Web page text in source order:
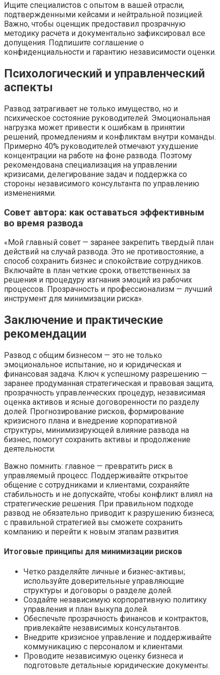
Ищите специалистов с опытом в вашей отрасли,
подтвержденными кейсами и нейтральной позицией.
Важно, чтобы оценщик предоставил прозрачную
методику расчета и документально зафиксировал все
допущения. Подпишите соглашение о
конфиденциальности и гарантию независимости оценки.
Психологический и управленческий
аспекты
Развод затрагивает не только имущество, но и
психическое состояние руководителей. Эмоциональная
нагрузка может привести к ошибкам в принятии
решений, промедлениям и конфликтам внутри команды.
Примерно 40% руководителей отмечают ухудшение
концентрации на работе на фоне развода. Поэтому
рекомендована специализация на управлении
кризисами, делегирование задач и поддержка со
стороны независимого консультанта по управлению
изменениями.
Совет автора: как оставаться эффективным
во время развода
«Мой главный совет — заранее закрепить твердый план
действий на случай развода. Это не противостояние, а
способ сохранить бизнес и спокойствие сотрудников.
Включайте в план четкие сроки, ответственных за
решения и процедуру изгнания эмоций из рабочих
процессов. Прозрачность и профессионализм — лучший
инструмент для минимизации риска».
Заключение и практические
рекомендации
Развод с общим бизнесом — это не только
эмоциональное испытание, но и юридическая и
финансовая задача. Ключ к успешному разрешению —
заранее продуманная стратегическая и правовая защита,
прозрачность управленческих процедур, независимая
оценка активов и ясные договоренности по разделу
долей. Прогнозирование рисков, формирование
кризисного плана и внедрение корпоративной
структуры, минимизирующей влияние развода на
бизнес, помогут сохранить активы и продолжение
деятельности.
Важно помнить: главное — превратить риск в
управляемый процесс. Поддерживайте открытое
общение с сотрудниками и клиентами, сохраняйте
стабильность и не допускайте, чтобы конфликт влиял на
стратегические решения. При правильном подходе
развод не обязательно приводит к разрушению бизнеса;
с правильной стратегией вы сможете сохранить
компанию и перейти к новым этапам развития.
Итоговые принципы для минимизации рисков
Четко разделяйте личные и бизнес-активы;
используйте доверительные управляющие
структуры и договоры о разделе долей.
Создайте независимую корпоративную политику
управления и план выкупа долей.
Обеспечьте прозрачность финансов и контрактов,
привлекайте независимых консультантов.
Внедрите кризисное управление и поддерживайте
коммуникацию с персоналом и клиентами.
Проводите независимую оценку бизнеса и
подготовьте детальные юридические документы.